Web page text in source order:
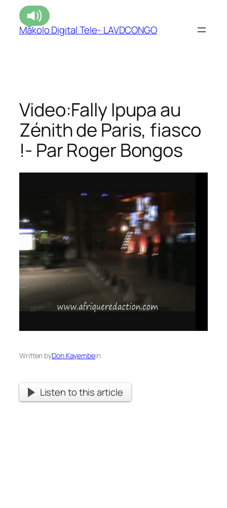
Makolo Digital Tele- LAVDCONGO
Video:Fally Ipupa au
Zénith de Paris, fiasco
!- Par Roger Bongos
Written byDon Kayembein
Listen to this article